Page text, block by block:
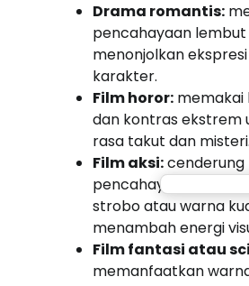
Drama romantis:
pencahayaan
menonjolkan
karakter.
Film horor: memakai
dan kontras ekstrem
rasa takut dan misteri.
Film aksi:cenderung
pencahayaan dinamis
strobo atau warna
menambah energi
Film fantasi atau
memanfaatkan